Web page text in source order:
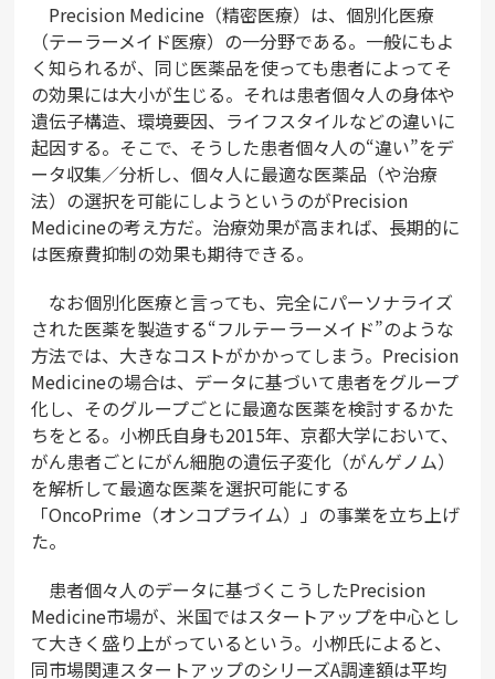
Precision Medicine（精密医療）は、個別化医療
（テーラーメイド医療）の一分野である。一般にもよ
く知られるが、同じ医薬品を使っても患者によってそ
の効果には大小が生じる。それは患者個々人の身体や
遺伝子構造、環境要因、ライフスタイルなどの違いに
起因する。そこで、そうした患者個々人の“違い”をデ
ータ収集／分析し、個々人に最適な医薬品（や治療
法）の選択を可能にしようというのがPrecision
Medicineの考え方だ。治療効果が高まれば、長期的に
は医療費抑制の効果も期待できる。
なお個別化医療と言っても、完全にパーソナライズ
された医薬を製造する“フルテーラーメイド”のような
方法では、大きなコストがかかってしまう。Precision
Medicineの場合は、データに基づいて患者をグループ
化し、そのグループごとに最適な医薬を検討するかた
ちをとる。小栁氏自身も2015年、京都大学において、
がん患者ごとにがん細胞の遺伝子変化（がんゲノム）
を解析して最適な医薬を選択可能にする
「OncoPrime（オンコプライム）」の事業を立ち上げ
た。
患者個々人のデータに基づくこうしたPrecision
Medicine市場が、米国ではスタートアップを中心とし
て大きく盛り上がっているという。小栁氏によると、
同市場関連スタートアップのシリーズA調達額は平均